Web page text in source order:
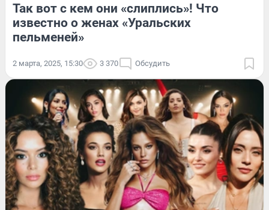
Так вот с кем они «слиплись»! Что
известно о женах «Уральских
пельменей»
2 марта, 2025, 15:30 3 370 Обсудить